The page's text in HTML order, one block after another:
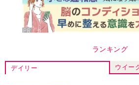
ランキング
デイリー ウイー